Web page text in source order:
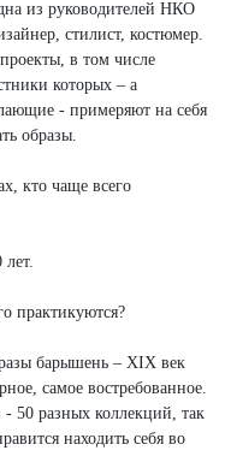
из руководителей НКО
стилист, костюмер.
в том числе
которых – а
- примеряют на себя
образы.
кто чаще всего
практикуются?
барышень – XIX век
самое востребованное.
50 разных коллекций, так
находить себя во